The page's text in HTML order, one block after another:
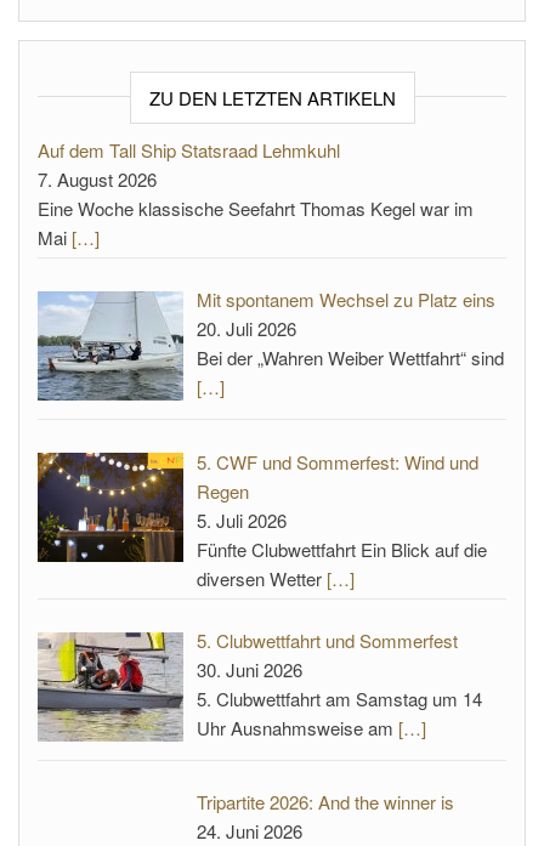
ZU DEN LETZTEN ARTIKELN
Auf dem Tall Ship Statsraad Lehmkuhl
7. August 2026
Eine Woche klassische Seefahrt Thomas Kegel war im
Mai […]
Mit spontanem Wechsel zu Platz eins
20. Juli 2026
Bei der „Wahren Weiber Wettfahrt“ sind
[…]
5. CWF und Sommerfest: Wind und
Regen
5. Juli 2026
Fünfte Clubwettfahrt Ein Blick auf die
diversen Wetter […]
5. Clubwettfahrt und Sommerfest
30. Juni 2026
5. Clubwettfahrt am Samstag um 14
Uhr Ausnahmsweise am […]
Tripartite 2026: And the winner is
24. Juni 2026